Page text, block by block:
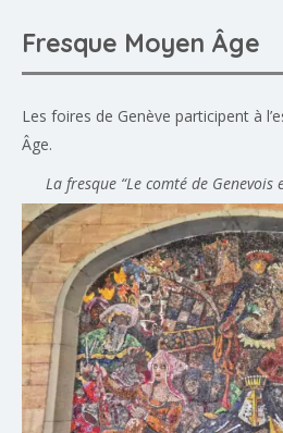
Fresque Moyen Âge
Les foires de Genève participent à
Âge.
La fresque “Le comté de Genevois